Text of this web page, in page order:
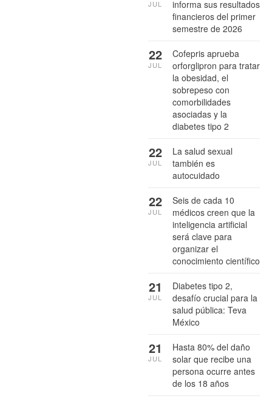
informa sus resultados
financieros del primer
semestre de 2026
JUL
Cofepris aprueba
orforglipron para tratar
la obesidad, el
sobrepeso con
comorbilidades
asociadas y la
diabetes tipo 2
22
JUL
La salud sexual
también es
autocuidado
22
JUL
Seis de cada 10
médicos creen que la
inteligencia artificial
será clave para
organizar el
conocimiento científico
22
JUL
Diabetes tipo 2,
desafío crucial para la
salud pública: Teva
México
21
JUL
Hasta 80% del daño
solar que recibe una
persona ocurre antes
de los 18 años
21
JUL